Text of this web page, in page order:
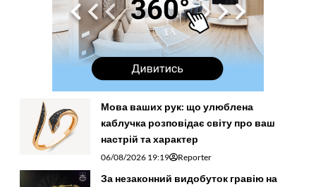
Мова ваших рук: що улюблена
каблучка розповідає світу про ваш
настрій та характер
06/08/2026 19:19 Reporter
За незаконний видобуток гравію на